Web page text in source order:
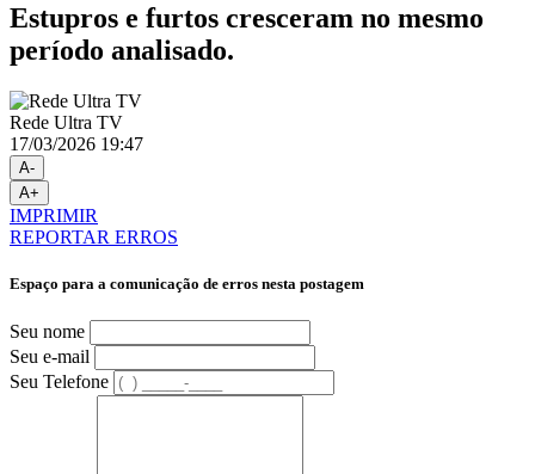
Estupros e furtos cresceram no mesmo
período analisado.
Rede Ultra TV
17/03/2026 19:47
A-
A+
IMPRIMIR
REPORTAR ERROS
Espaço para a comunicação de erros nesta postagem
Seu nome
Seu e-mail
Seu Telefone